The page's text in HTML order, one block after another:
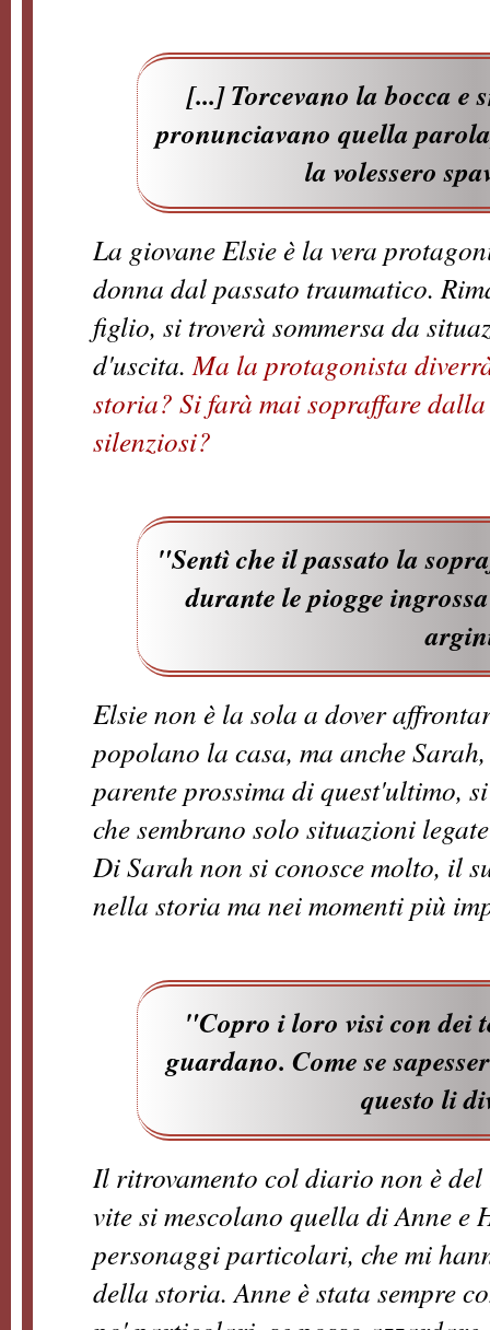
[...] Torcevano la bocca e
pronunciavano quella
la volessero
La giovane Elsie è la vera
donna dal passato traumatico.
figlio, si troverà sommersa da
d'uscita.Ma la protagonista
storia? Si farà mai sopraffare
silenziosi?
"Sentì che il passato la
durante le piogge
Elsie non è la sola a dover
popolano la casa, ma anche
parente prossima di quest'ultimo,
che sembrano solo situazioni
Di Sarah non si conosce molto, il
nella storia ma nei momenti più
"Copro i loro visi con dei
guardano. Come se
questo li
Il ritrovamento col diario non è
vite si mescolano quella di Anne e
personaggi particolari, che mi
della storia. Anne è stata sempre